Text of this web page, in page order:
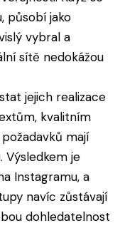
působí jako
vybral a
sítě nedokážou
jejich realizace
kvalitním
mají
Výsledkem je
Instagramu, a
navíc zůstávají
dohledatelnost